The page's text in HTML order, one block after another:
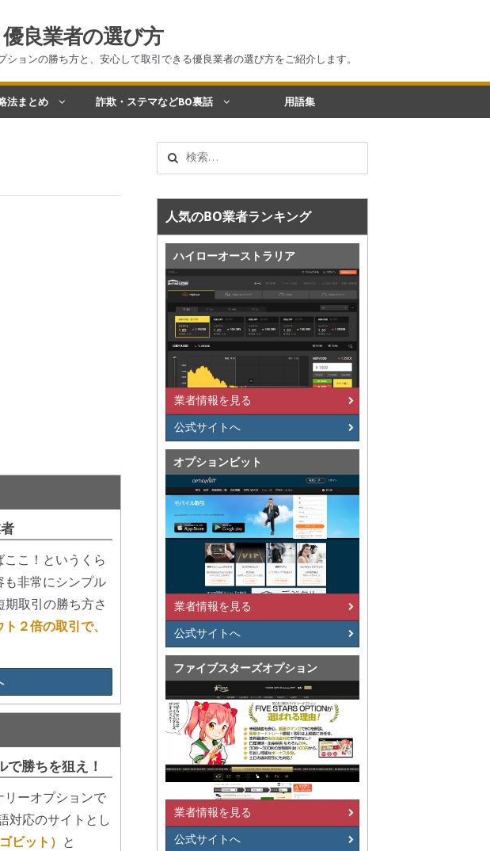
良業者の選び方
ョンの勝ち方と、安心して取引できる優良業者の選び方をご紹介します。
法まとめ 詐欺・ステマなどBO裏話 用語集
こ！というくら
非常にシンプル
取引の勝ち方さ
２倍の取引で、
勝ちを狙え！
ーオプションで
対応のサイトとし
ビット） と
人気のBO業者ランキング
ハイローオーストラリア
業者情報を見る
公式サイトへ
オプションビット
業者情報を見る
公式サイトへ
ファイブスターズオプション
業者情報を見る
公式サイトへ